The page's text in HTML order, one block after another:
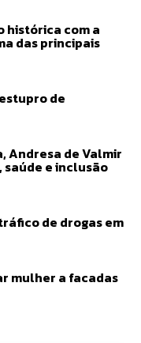
histórica com a
das principais
de
Andresa de Valmir
e inclusão
de drogas em
mulher a facadas